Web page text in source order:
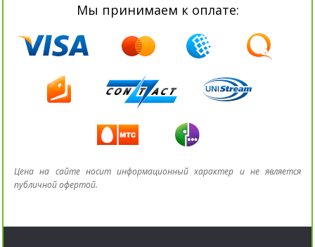
Мы принимаем к оплате:
Цена на сайте носит информационный характер и не является
публичной офертой.